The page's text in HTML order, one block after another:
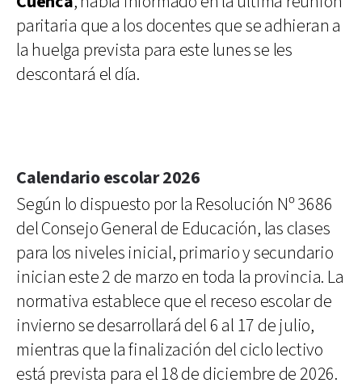
paritaria que a los docentes que se adhieran a
la huelga prevista para este lunes se les
descontará el día.
Calendario escolar 2026
Según lo dispuesto por la Resolución Nº 3686
del Consejo General de Educación, las clases
para los niveles inicial, primario y secundario
inician este 2 de marzo en toda la provincia. La
normativa establece que el receso escolar de
invierno se desarrollará del 6 al 17 de julio,
mientras que la finalización del ciclo lectivo
está prevista para el 18 de diciembre de 2026.